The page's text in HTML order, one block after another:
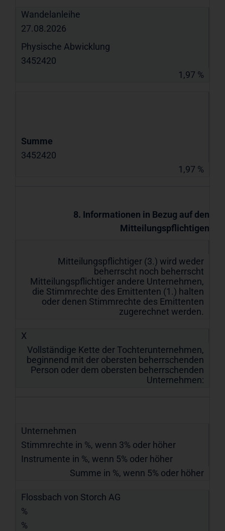
Wandelanleihe
27.08.2026
Physische Abwicklung
3452420
1,97 %
Summe
3452420
1,97 %
8. Informationen in Bezug auf den
Mitteilungspflichtigen
Mitteilungspflichtiger (3.) wird weder
beherrscht noch beherrscht
Mitteilungspflichtiger andere Unternehmen,
die Stimmrechte des Emittenten (1.) halten
oder denen Stimmrechte des Emittenten
zugerechnet werden.
X
Vollständige Kette der Tochterunternehmen,
beginnend mit der obersten beherrschenden
Person oder dem obersten beherrschenden
Unternehmen:
Unternehmen
Stimmrechte in %, wenn 3% oder höher
Instrumente in %, wenn 5% oder höher
Summe in %, wenn 5% oder höher
Flossbach von Storch AG
%
%